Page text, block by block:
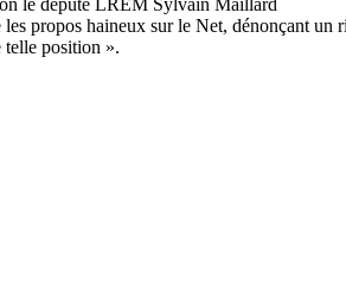
propos haineux sur le Net, dénonçant
telle position ».